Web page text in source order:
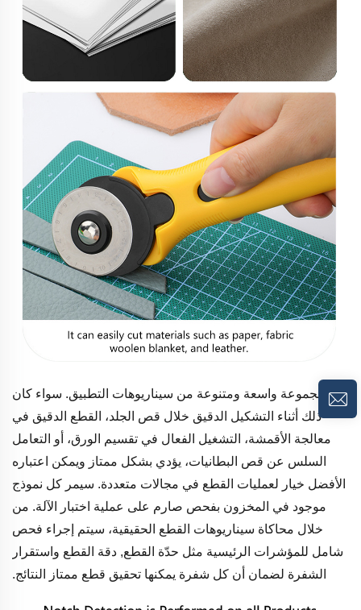
لديه مجموعة واسعة ومتنوعة من سيناريوهات التطبيق. سواء كان
ذلك أثناء التشكيل الدقيق خلال قص الجلد، القطع الدقيق في
معالجة الأقمشة، التشغيل الفعال في تقسيم الورق، أو التعامل
السلس عن قص البطانيات، يؤدي بشكل ممتاز ويمكن اعتباره
الأفضل خيار لعمليات القطع في مجالات متعددة. سيمر كل نموذج
موجود في المخزون بفحص صارم على عملية اختبار الآلة. من
خلال محاكاة سيناريوهات القطع الحقيقية، سيتم إجراء فحص
شامل للمؤشرات الرئيسية مثل حدّة القطع, دقة القطع واستقرار
الشفرة لضمان أن كل شفرة يمكنها تحقيق قطع ممتاز
النتائج.